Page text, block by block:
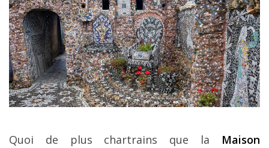
Quoi de plus chartrains que la Maison